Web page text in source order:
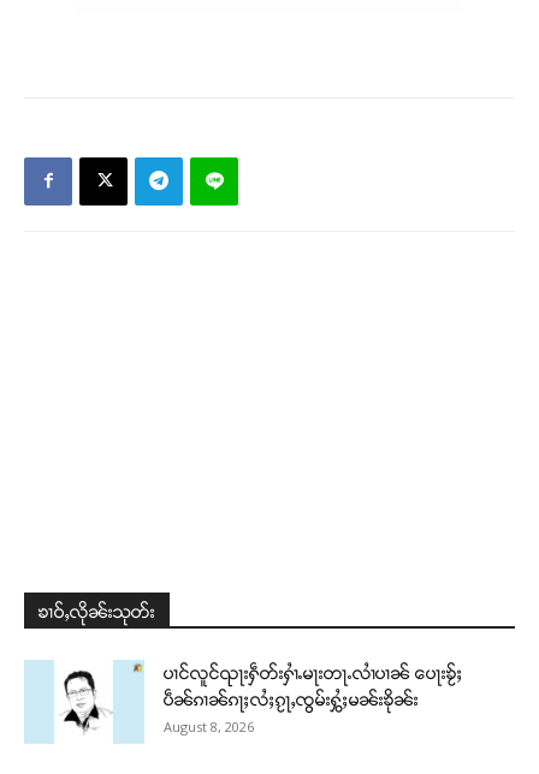
ၶၢဝ်ႇလိုၼ်းသုတ်း
ပၢင်လူင်ၺႃးႁဵတ်းႁၢႆႉမႃးတႃႉလၢႆပၢၼ် ​​ပေႃးၶႂ်ႈ
ပဵၼ်ၵၢၼ်ၵႃႈလႆႈၵႂႃႇၸွမ်းႁွႆႈမၼ်းၶိုၼ်း
August 8, 2026